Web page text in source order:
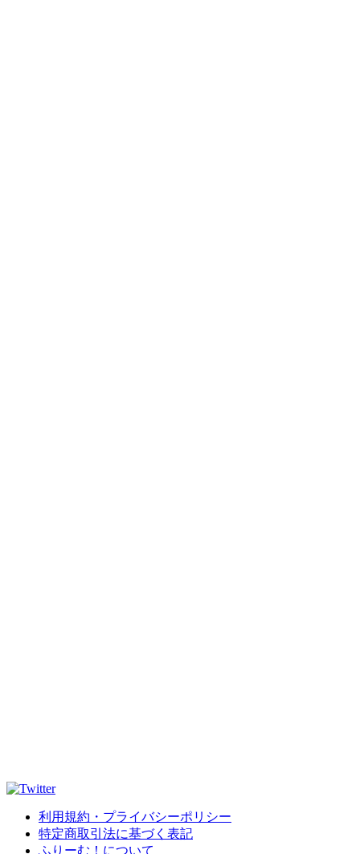
利用規約・プライバシーポリシー
特定商取引法に基づく表記
ふりーむ！について